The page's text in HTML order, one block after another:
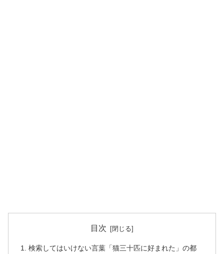
目次
検索してはいけない言葉「猫三十匹に好まれた」の都